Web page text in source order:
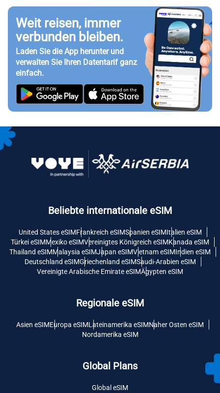
Weit reisen, immer
verbunden bleiben.
Laden Sie die App herunter und
verwalten Sie Ihren Datentarif ganz
einfach.
Beliebte internationale eSIM
United States eSIMFrankreich eSIMSpanien eSIMItalien eSIM
Türkei eSIMMexiko eSIMVereinigtes Königreich eSIMKanada eSIM
Thailand eSIMMalaysia eSIMJapan eSIMVietnam eSIMIndien eSIM
Deutschland eSIMGriechenland eSIMSaudi-Arabien eSIM
Vereinigte Arabische Emirate eSIMÄgypten eSIM
Regionale eSIM
Asien eSIMEuropa eSIMLateinamerika eSIMNaher Osten eSIM
Nordamerika eSIM
Global Plans
Global eSIM